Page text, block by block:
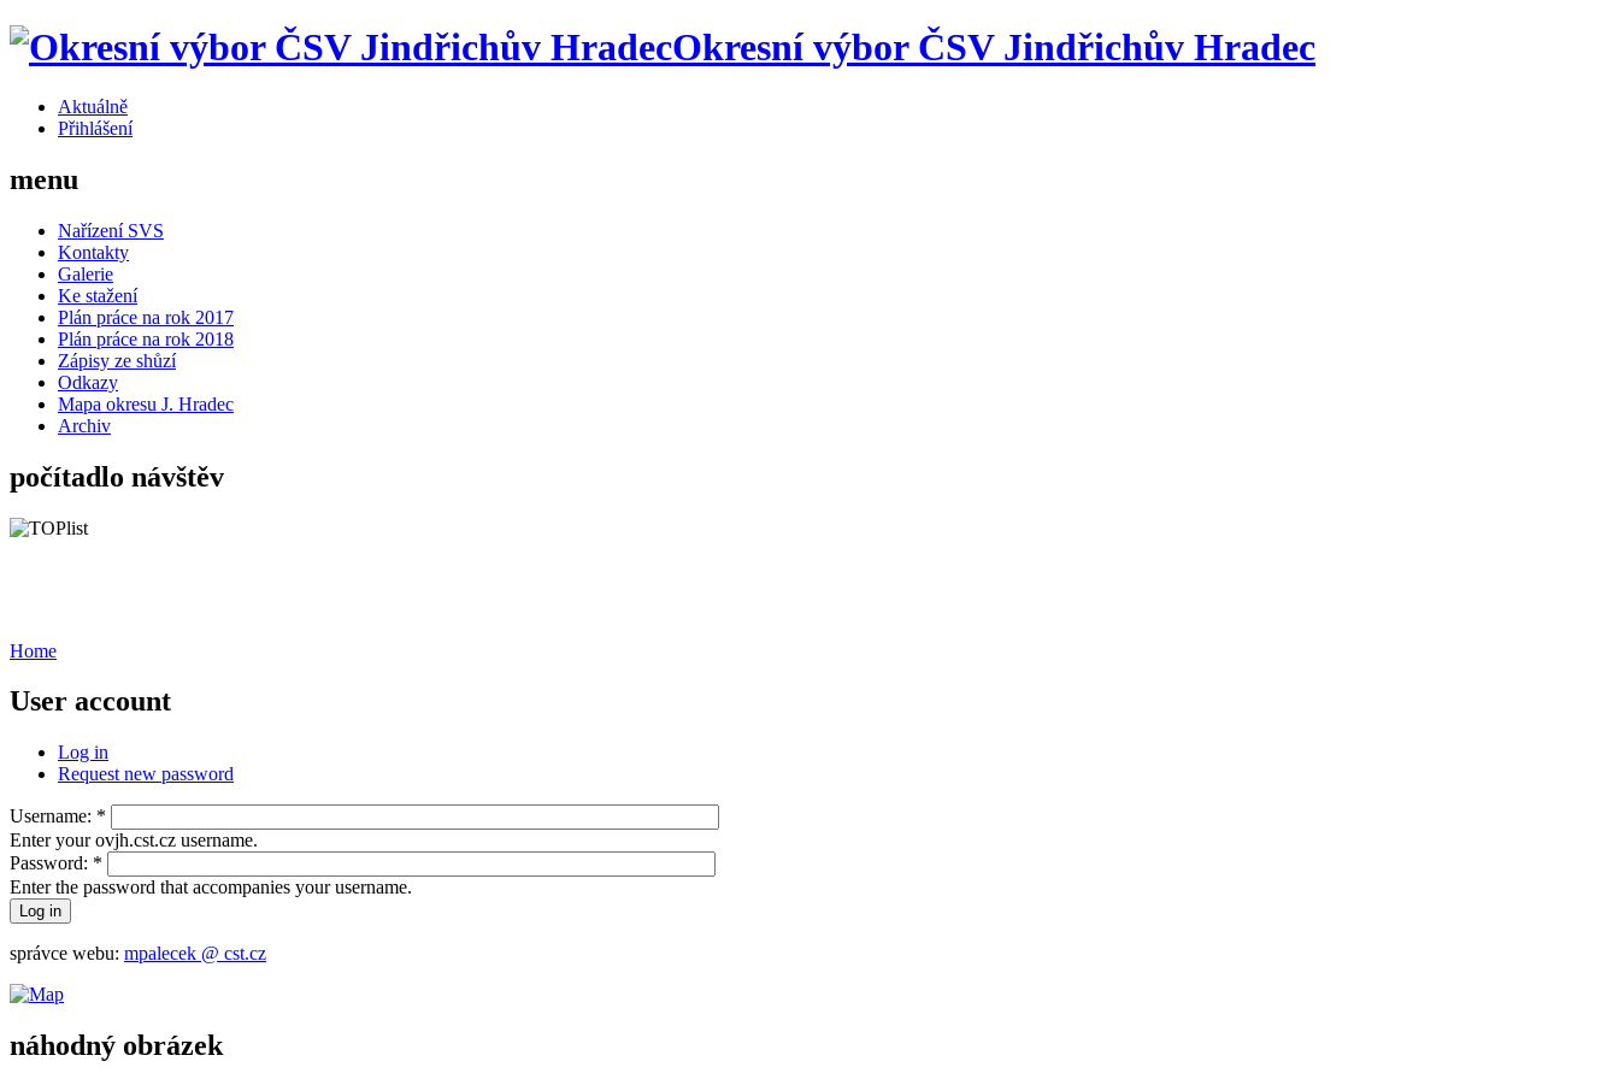
Okresní výbor ČSV Jindřichův Hradec
Aktuálně
Přihlášení
menu
Nařízení SVS
Kontakty
Galerie
Ke stažení
Plán práce na rok 2017
Plán práce na rok 2018
Zápisy ze shůzí
Odkazy
Mapa okresu J. Hradec
Archiv
počítadlo návštěv
Home
User account
Log in
Request new password
Username: *
Enter your ovjh.cst.cz username.
Password: *
Enter the password that accompanies your username.
správce webu: mpalecek @ cst.cz
náhodný obrázek